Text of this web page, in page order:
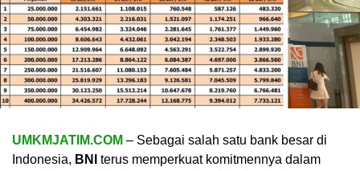
UMKMJATIM.COM – Sebagai salah satu bank besar di
Indonesia, BNI
terus memperkuat komitmennya dalam